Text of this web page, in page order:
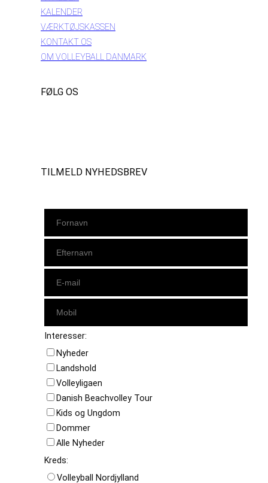
KALENDER
VÆRKTØJSKASSEN
KONTAKT OS
OM VOLLEYBALL DANMARK
FØLG OS
TILMELD NYHEDSBREV
Interesser:
Nyheder
Landshold
Volleyligaen
Danish Beachvolley Tour
Kids og Ungdom
Dommer
Alle Nyheder
Kreds:
Volleyball Nordjylland